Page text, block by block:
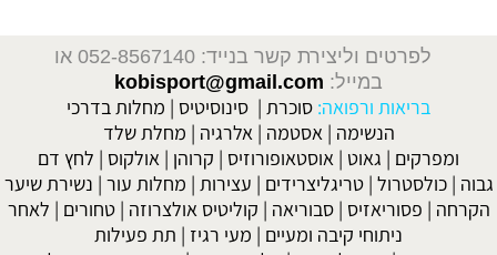
לפרטים וליצירת קשר בנייד: 052-8567140
או
במייל: kobisport@gmail.com
בריאות ורפואה: סוכרת | סינוסיטיס | מחלות בדרכי
הנשימה |אסטמה |אלרגיה | מחלת שלד
ומפרקים | גאוט | אוסטאופורוזיס | קרוהן | אולקוס | לחץ דם
גבוה |כולסטרול |טריגליצרידים | עצירות | מחלות עור | נשירת שיער
הקרחה | פסוריאזיס |סבוריאה | קוליטיס אולצרוזה |טחורים | לאחר
ניתוחי קיבה ומעיים | מעי רגיז | תת פעילות